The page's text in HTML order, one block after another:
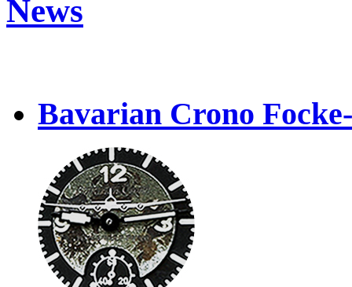
Bavarian Crono